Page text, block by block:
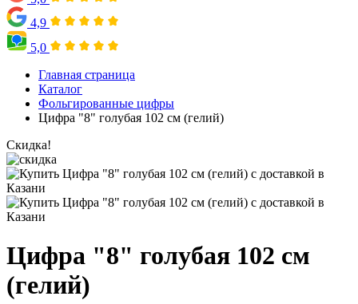
4,9
5,0
Главная страница
Каталог
Фольгированные цифры
Цифра "8" голубая 102 см (гелий)
Скидка!
Цифра "8" голубая 102 см
(гелий)